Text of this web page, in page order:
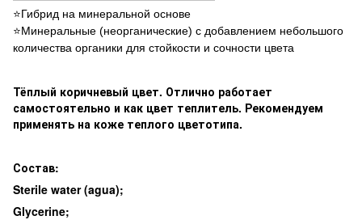
⭐️Гибрид на минеральной основе
⭐️Минеральные (неорганические) с добавлением небольшого
количества органики для стойкости и сочности цвета
Тёплый коричневый цвет. Отлично работает
самостоятельно и как цвет теплитель. Рекомендуем
применять на коже теплого цветотипа.
Состав:
Sterile water (agua);
Glycerine;